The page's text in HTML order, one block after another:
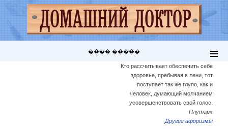
���� �����
Кто рассчитывает обеспечить себе
здоровье, пребывая в лени, тот
поступает так же глупо, как и
человек, думающий молчанием
усовершенствовать свой голос.
Плутарх
Другие афоризмы